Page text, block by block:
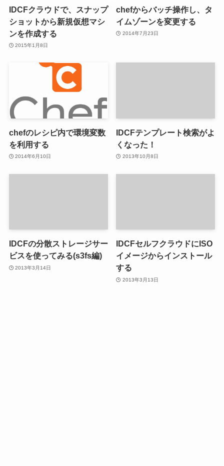
IDCFクラウドで、スナップ
ショットから新規仮想マシ
ンを作成する
2015年1月8日
chefからバッチ操作し、タ
イムゾーンを変更する
2014年7月23日
chefのレシピ内で環境変数
を利用する
2014年6月10日
IDCFテンプレート検索がよ
くなった！
2013年10月8日
IDCFの分散ストレージサー
ビスを使ってみる(s3fs編)
2013年3月14日
IDCFセルフクラウドにISO
イメージからインストール
する
2013年3月13日